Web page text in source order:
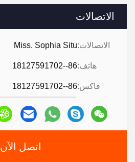
الاتصالات
الاتصالات:Miss. Sophia Situ
هاتف:86--18127591702
فاكس:86--18127591702
اتصل الآن